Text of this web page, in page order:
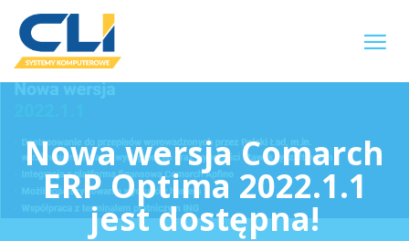
Nowa wersja Comarch
ERP Optima 2022.1.1
jest dostępna!